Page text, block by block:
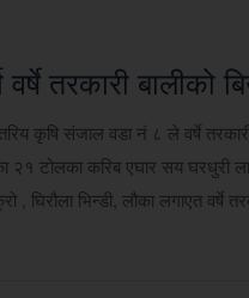
तरकारी बालीको
कृषि संजाल वडा नं ८ ले वर्षे
टोलका करिब एघार सय घरधुरी
घिरौला भिन्डी, लौका लगाएत वर्षे